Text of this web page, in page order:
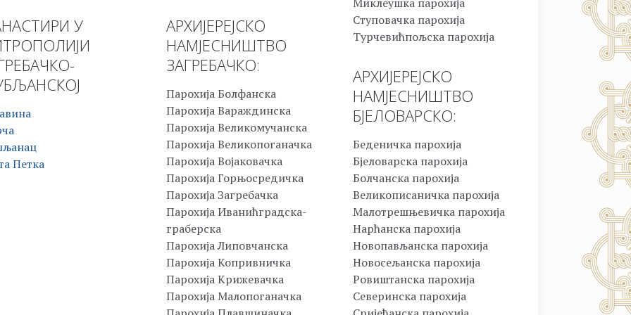
У
Петка
АРХИЈЕРЕЈСКО
НАМЈЕСНИШТВО
ЗАГРЕБАЧКО:
Парохија Болфанска
Парохија Вараждинска
Парохија Великомучанска
Парохија Великопоганачка
Парохија Војаковачка
Парохија Горњосредичка
Парохија Загребачка
Парохија Иванићградска-
граберска
Парохија Липовчанска
Парохија Копривничка
Парохија Крижевачка
Парохија Малопоганачка
Ступовачка парохија
Турчевићпољска парохија
АРХИЈЕРЕЈСКО
НАМЈЕСНИШТВО
БЈЕЛОВАРСКО:
Беденичка парохија
Бјеловарска парохија
Болчанска парохија
Великописаничка парохија
Малотрешњевичка парохија
Нарћанска парохија
Новопављанска парохија
Новосељанска парохија
Ровиштанска парохија
Северинска парохија